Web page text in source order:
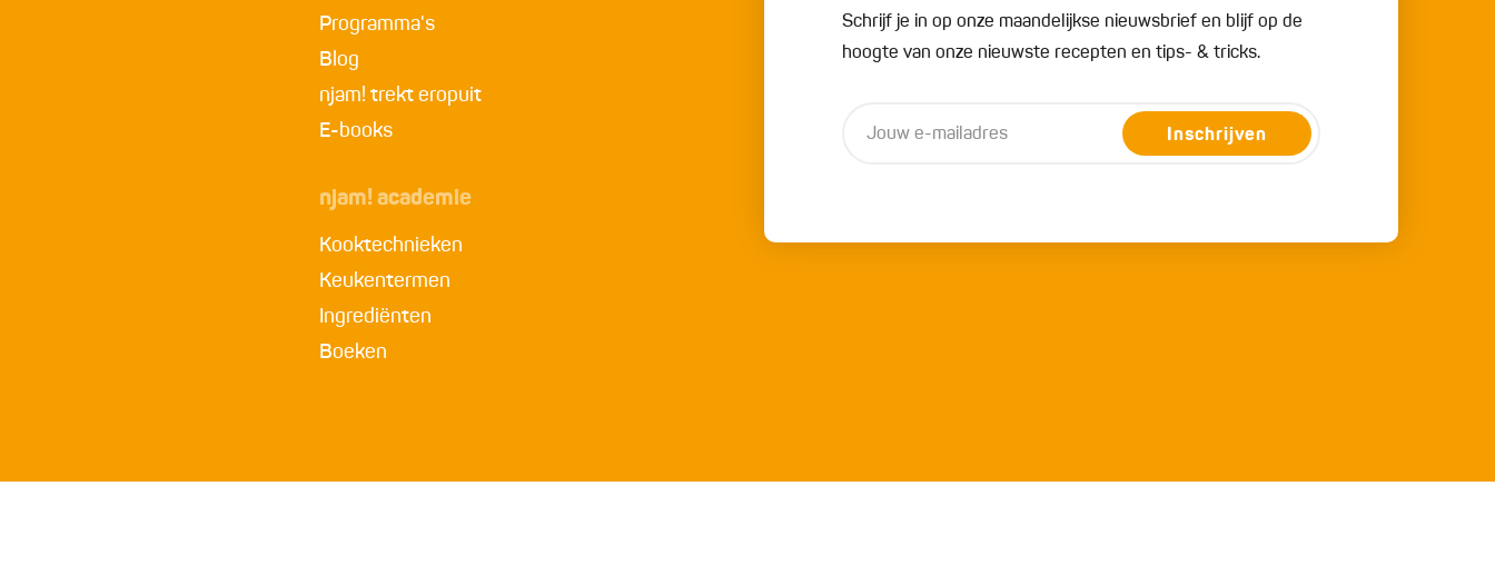
Programma's
Blog
njam! trekt eropuit
E-books
njam! academie
Kooktechnieken
Keukentermen
Ingrediënten
Boeken
Schrijf je in op onze maandelijkse nieuwsbrief en blijf op de
hoogte van onze nieuwste recepten en tips- & tricks.
Inschrijven